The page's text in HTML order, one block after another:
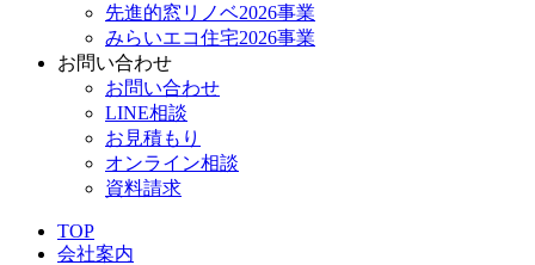
先進的窓リノベ2026事業
みらいエコ住宅2026事業
お問い合わせ
お問い合わせ
LINE相談
お見積もり
オンライン相談
資料請求
TOP
会社案内